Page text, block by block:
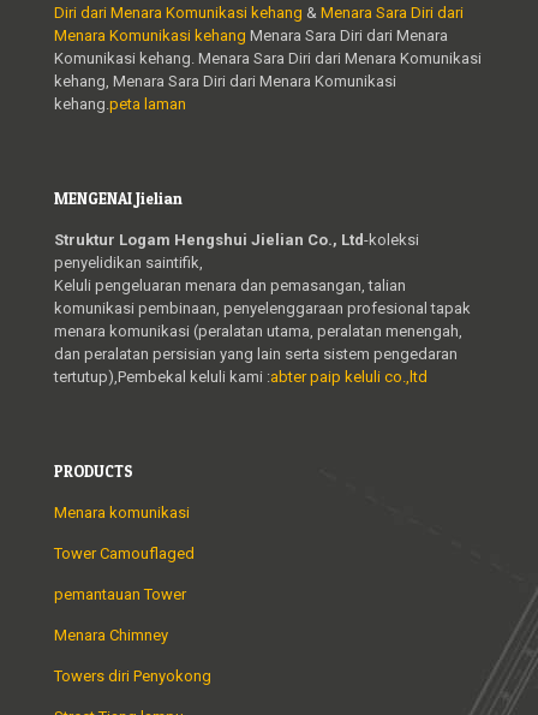
Diri dari Menara Komunikasi kehang & Menara Sara Diri dari
Menara Komunikasi kehang Menara Sara Diri dari Menara
Komunikasi kehang. Menara Sara Diri dari Menara Komunikasi
kehang, Menara Sara Diri dari Menara Komunikasi
kehang. peta laman
MENGENAI Jielian
Struktur Logam Hengshui Jielian Co., Ltd-koleksi
penyelidikan saintifik,
Keluli pengeluaran menara dan pemasangan, talian
komunikasi pembinaan, penyelenggaraan profesional tapak
menara komunikasi (peralatan utama, peralatan menengah,
dan peralatan persisian yang lain serta sistem pengedaran
tertutup),Pembekal keluli kami :abter paip keluli co.,ltd
PRODUCTS
Menara komunikasi
Tower Camouflaged
pemantauan Tower
Menara Chimney
Towers diri Penyokong